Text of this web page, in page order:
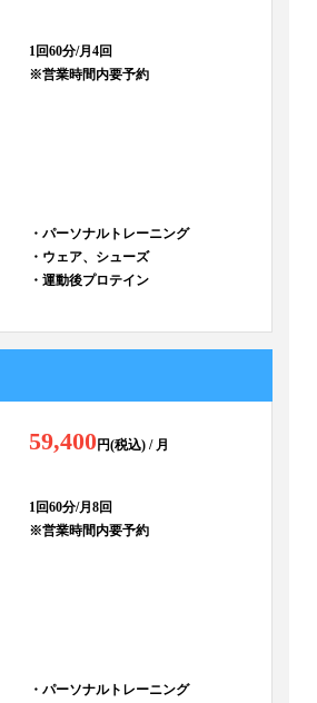
1回60分/月4回
※営業時間内要予約
・パーソナルトレーニング
・ウェア、シューズ
・運動後プロテイン
59,400円(税込) / 月
1回60分/月8回
※営業時間内要予約
・パーソナルトレーニング